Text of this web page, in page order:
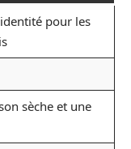
pour les
sèche et une